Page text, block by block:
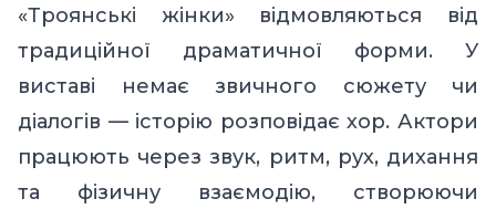
«Троянські жінки» відмовляються від
традиційної драматичної форми. У
виставі немає звичного сюжету чи
діалогів — історію розповідає хор. Актори
працюють через звук, ритм, рух, дихання
та фізичну взаємодію, створюючи